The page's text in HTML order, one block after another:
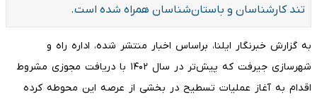
تند کارشناسان و باستان‌شناسان همراه شده است.
به گزارش خبرنگار ایلنا، براساس اخبار منتشر شده، اداره راه و
شهرسازی جیرفت که پیش‌تر در سال ۱۴۰۲ با دریافت مجوزی مشروط
اقدام به آغاز عملیات تسطیح در بخشی از عرصه این محوطه کرده